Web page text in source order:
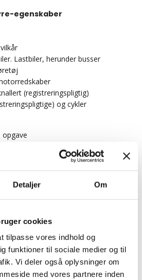
Detaljer Om
cookies
tilpasse vores indhold og
funktioner til sociale medier og til
Vi deler også oplysninger om
med vores partnere inden
egenskaber
Lastbiler, herunder busser
(registreringspligtig)
og cykler
begrænsning
og reaktionsevnen
på reaktionsevne
hastighed
art